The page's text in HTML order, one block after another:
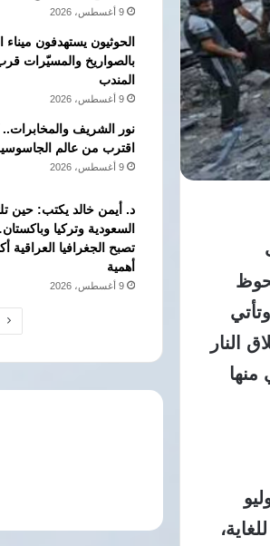
النار
منها
9 أغسطس، 2026
الحوثيون يستهدفون ميناء
بالصواريخ والمسيّرات
المندب
9 أغسطس، 2026
نور الشريف
اقترب من عالم
9 أغسطس، 2026
د. أيمن خالد يكتب: حين
السعودية وتركيا
تصبح الجغرافيا العراقية
أهمية
9 أغسطس، 2026